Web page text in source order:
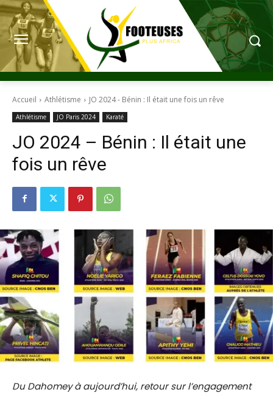
Accueil Athlétisme JO 2024 - Bénin : Il était une fois un rêve
Athlétisme JO Paris 2024 Karaté
JO 2024 – Bénin : Il était une
fois un rêve
Du Dahomey à aujourd’hui, retour sur l’engagement